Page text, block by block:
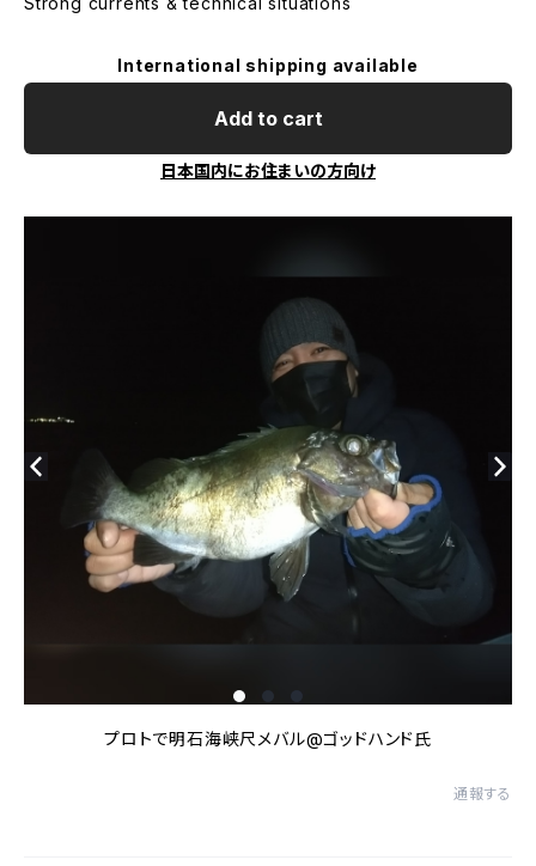
International shipping available
Add to cart
日本国内にお住まいの方向け
プロトで明石海峡尺メバル@ゴッドハンド氏
通報する